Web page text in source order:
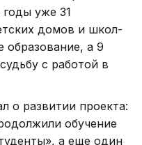
уже 31
домов и школ-
образование, а 9
с работой в
о развитии проекта:
обучение
а еще один